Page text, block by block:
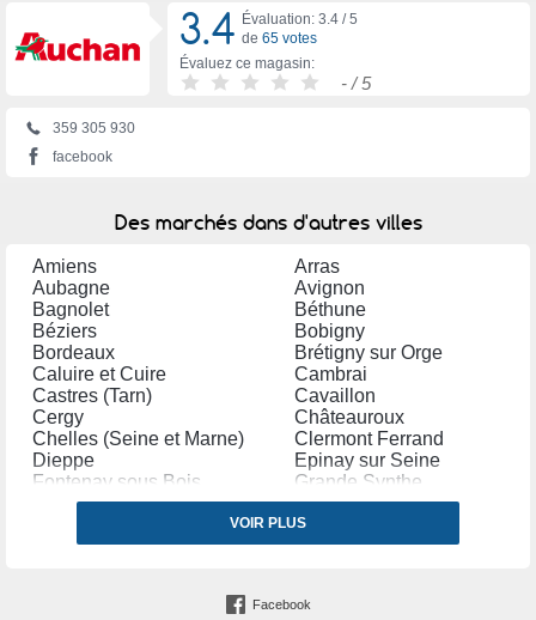
3.4 Évaluation: 3.4 /5
de 65 votes
Évaluez ce magasin:
- / 5
359 305 930
facebook
Des marchés dans d'autres villes
Amiens
Arras
Aubagne
Avignon
Bagnolet
Béthune
Béziers
Bobigny
Bordeaux
Brétigny sur Orge
Caluire et Cuire
Cambrai
Castres (Tarn)
Cavaillon
Cergy
Châteauroux
Chelles (Seine et Marne)
Clermont Ferrand
Dieppe
Epinay sur Seine
Fontenay sous Bois
Grande Synthe
Grasse
Illkirch Graffenstaden
La Seyne sur Mer
Le Blanc Mesnil
Le Havre
Maurepas (Yvelines)
VOIR PLUS
Facebook